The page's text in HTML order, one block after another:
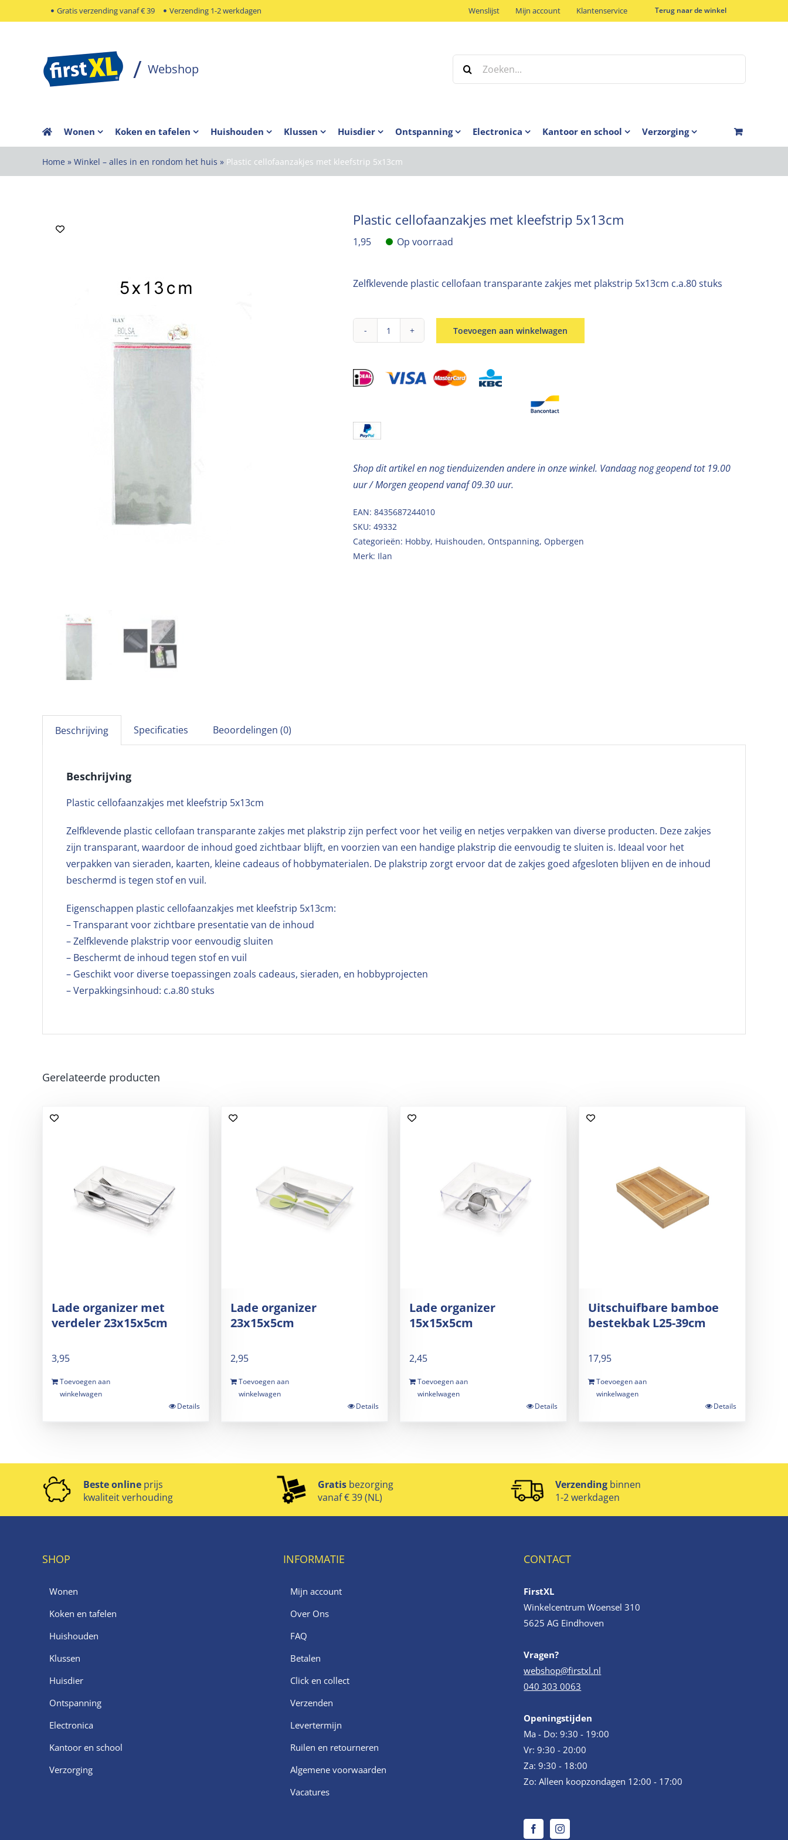
naar
Gratis verzending vanaf € 39 Verzending 1-2 werkdagen Wenslijst Mijn account Klantenservice Terug naar de winkel
Zoeken
naar:
Wonen Koken en tafelen Huishouden Klussen Huisdier Ontspanning Electronica Kantoor en school Verzorging
Home » Winkel – alles in en rondom het huis » Plastic cellofaanzakjes met kleefstrip 5x13cm
Plastic cellofaanzakjes met kleefstrip 5x13cm
1,95 Op voorraad
Zelfklevende plastic cellofaan transparante zakjes met plakstrip 5x13cm c.a.80 stuks
Plastic
met
kleefstrip
Toevoegen aan winkelwagen
Shop dit artikel en nog tienduizenden andere in onze winkel. Vandaag nog geopend tot 19.00
uur / Morgen geopend vanaf 09.30 uur.
EAN: 8435687244010
SKU: 49332
Categorieën: Hobby, Huishouden, Ontspanning, Opbergen
Merk: Ilan
Beschrijving Specificaties Beoordelingen (0)
Beschrijving
Plastic cellofaanzakjes met kleefstrip 5x13cm
Zelfklevende plastic cellofaan transparante zakjes met plakstrip zijn perfect voor het veilig en netjes verpakken van diverse producten. Deze zakjes
zijn transparant, waardoor de inhoud goed zichtbaar blijft, en voorzien van een handige plakstrip die eenvoudig te sluiten is. Ideaal voor het
verpakken van sieraden, kaarten, kleine cadeaus of hobbymaterialen. De plakstrip zorgt ervoor dat de zakjes goed afgesloten blijven en de inhoud
beschermd is tegen stof en vuil.
Eigenschappen plastic cellofaanzakjes met kleefstrip 5x13cm:
– Transparant voor zichtbare presentatie van de inhoud
– Zelfklevende plakstrip voor eenvoudig sluiten
– Beschermt de inhoud tegen stof en vuil
– Geschikt voor diverse toepassingen zoals cadeaus, sieraden, en hobbyprojecten
– Verpakkingsinhoud: c.a.80 stuks
Gerelateerde producten
Lade organizer met
verdeler 23x15x5cm
3,95
Toevoegen aan
winkelwagen
Details
Lade organizer
23x15x5cm
2,95
Toevoegen aan
winkelwagen
Details
Lade organizer
15x15x5cm
2,45
Toevoegen aan
winkelwagen
Details
Uitschuifbare bamboe
bestekbak L25-39cm
17,95
Toevoegen aan
winkelwagen
Details
Beste online prijs
kwaliteit verhouding
Gratisbezorging
vanaf € 39 (NL)
Verzendingbinnen
1-2 werkdagen
SHOP
Wonen
Koken en tafelen
Huishouden
Klussen
Huisdier
Ontspanning
Electronica
Kantoor en school
Verzorging
INFORMATIE
Mijn account
Over Ons
FAQ
Betalen
Click en collect
Verzenden
Levertermijn
Ruilen en retourneren
Algemene voorwaarden
Vacatures
CONTACT
FirstXL
Winkelcentrum Woensel 310
5625 AG Eindhoven
Vragen?
webshop@firstxl.nl
040 303 0063
Openingstijden
Ma - Do: 9:30 - 19:00
Vr: 9:30 - 20:00
Za: 9:30 - 18:00
Zo: Alleen koopzondagen 12:00 - 17:00